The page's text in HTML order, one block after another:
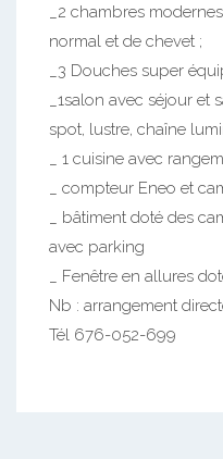
_2 chambres
normal et de chevet ;
_3 Douches super
_1salon avec séjour et
spot, lustre, chaîne
_ 1 cuisine avec
_ compteur Eneo et
_ bâtiment doté des
avec parking
_ Fenêtre en allures
Nb : arrangement
Tél 676-052-699